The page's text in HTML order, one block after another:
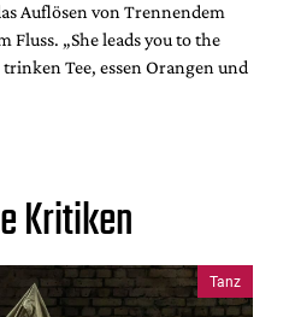
Auflösen von Trennendem
Fluss. „She leads you to the
Tee, essen Orangen und
Kritiken
Tanz